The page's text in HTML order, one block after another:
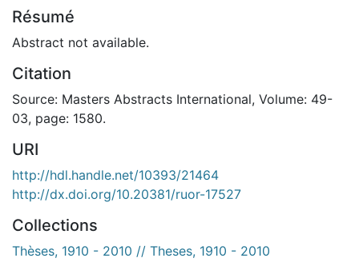
Résumé
Abstract not available.
Citation
Source: Masters Abstracts International, Volume: 49-
03, page: 1580.
URI
http://hdl.handle.net/10393/21464
http://dx.doi.org/10.20381/ruor-17527
Collections
Thèses, 1910 - 2010 // Theses, 1910 - 2010